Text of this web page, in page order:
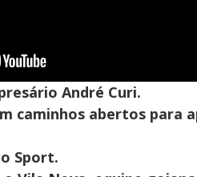
André Curi.
caminhos abertos para
Sport.